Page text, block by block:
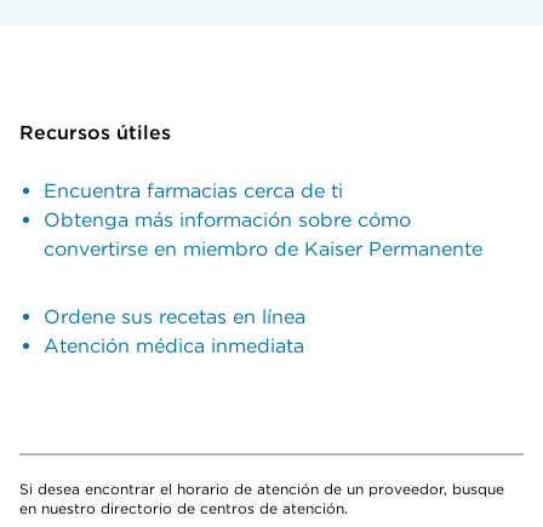
Recursos útiles
Encuentra farmacias cerca de ti
Obtenga más información sobre cómo
convertirse en miembro de Kaiser Permanente
Ordene sus recetas en línea
Atención médica inmediata
Si desea encontrar el horario de atención de un proveedor, busque
en nuestro directorio de centros de atención.